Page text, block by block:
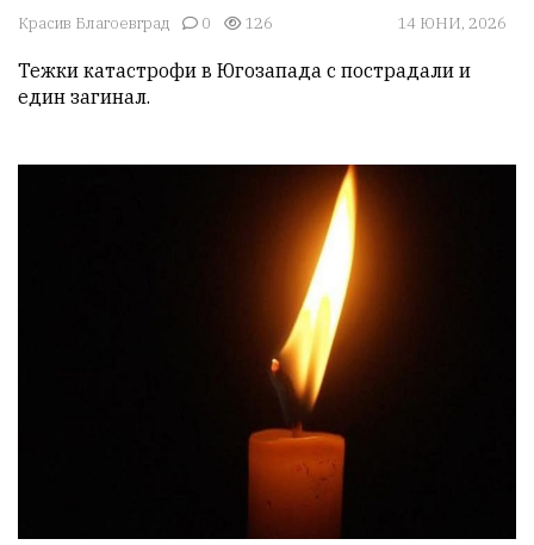
Красив Благоевград 0 126 14 ЮНИ, 2026
Тежки катастрофи в Югозапада с пострадали и